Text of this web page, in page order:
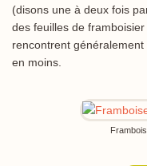
(disons une à deux fois
des feuilles de
rencontrent
en moins.